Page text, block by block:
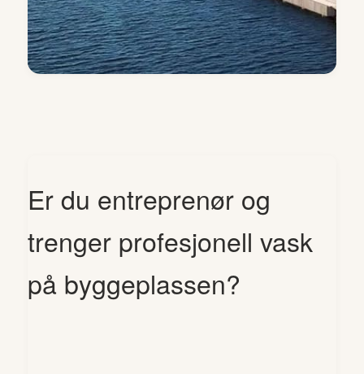
Er du entreprenør og
trenger profesjonell vask
på byggeplassen?